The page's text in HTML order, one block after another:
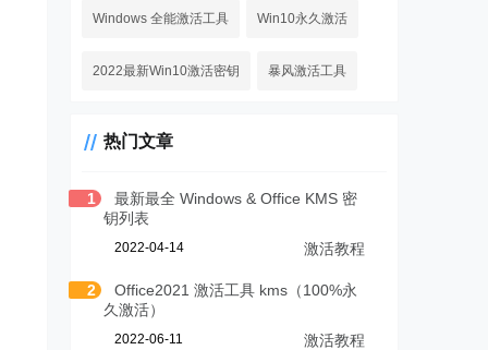
Windows 全能激活工具 Win10永久激活
2022最新Win10激活密钥 暴风激活工具
热门文章
1
最新最全 Windows & Office KMS 密
钥列表
2022-04-14 激活教程
2
Office2021 激活工具 kms（100%永
久激活）
2022-06-11 激活教程